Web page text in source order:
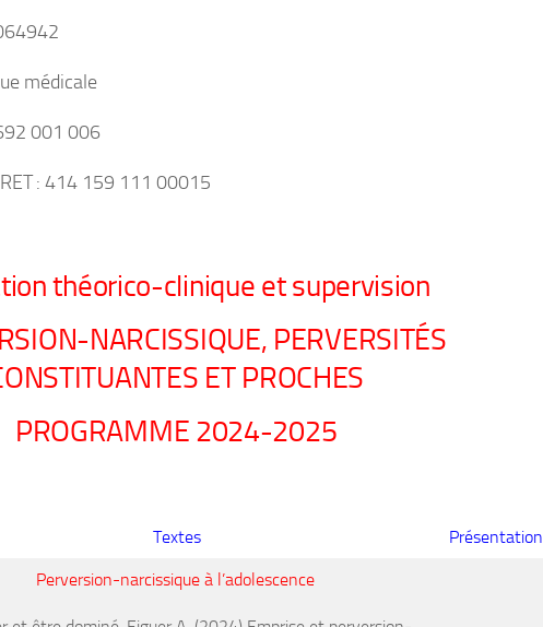
médicale
001 006
: 414 159 111 00015
théorico-clinique et supervision
NARCISSIQUE, PERVERSITÉS
ET PROCHES
PROGRAMME 2024-2025
Textes Présentation
Perversion-narcissique à l’adolescence